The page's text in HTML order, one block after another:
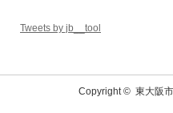
Tweets by jb__tool
Copyright © 東大阪